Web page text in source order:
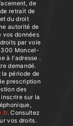
de
retrait de
du droit
autorité de
vos données
par voie
Moncel-
à l'adresse .
demandé.
la période de
prescription
des
sur la
. Consultez
vos droits.